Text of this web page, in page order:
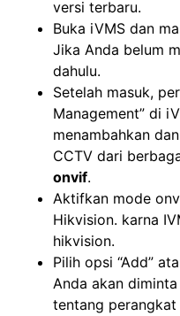
versi terbaru.
Buka iVMS dan
Jika Anda belum
dahulu.
Setelah masuk,
Management” di
menambahkan
CCTV dari
onvif.
Aktifkan mode
Hikvision. karna
hikvision.
Pilih opsi “Add”
Anda akan
tentang perangkat